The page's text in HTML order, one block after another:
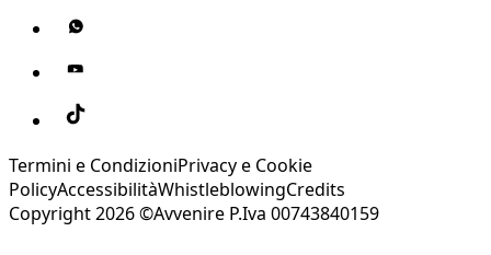
Termini e CondizioniPrivacy e Cookie
PolicyAccessibilitàWhistleblowingCredits
Copyright 2026 ©Avvenire P.Iva 00743840159